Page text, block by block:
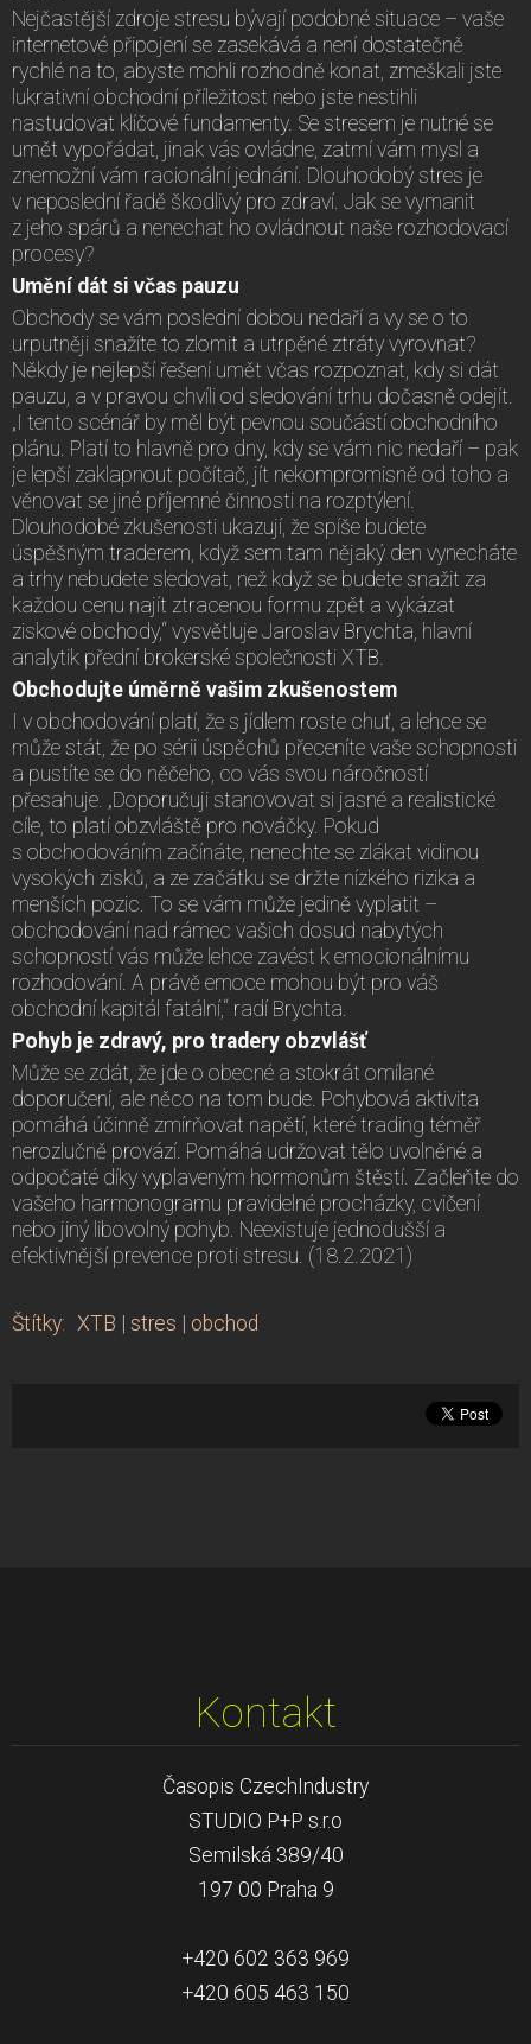
Nejčastější zdroje stresu bývají podobné situace – vaše
internetové připojení se zasekává a není dostatečně
rychlé na to, abyste mohli rozhodně konat, zmeškali jste
lukrativní obchodní příležitost nebo jste nestihli
nastudovat klíčové fundamenty. Se stresem je nutné se
umět vypořádat, jinak vás ovládne, zatmí vám mysl a
znemožní vám racionální jednání. Dlouhodobý stres je
v neposlední řadě škodlivý pro zdraví. Jak se vymanit
z jeho spárů a nenechat ho ovládnout naše rozhodovací
procesy?
Umění dát si včas pauzu
Obchody se vám poslední dobou nedaří a vy se o to
urputněji snažíte to zlomit a utrpěné ztráty vyrovnat?
Někdy je nejlepší řešení umět včas rozpoznat, kdy si dát
pauzu, a v pravou chvíli od sledování trhu dočasně odejít.
„I tento scénář by měl být pevnou součástí obchodního
plánu. Platí to hlavně pro dny, kdy se vám nic nedaří – pak
je lepší zaklapnout počítač, jít nekompromisně od toho a
věnovat se jiné příjemné činnosti na rozptýlení.
Dlouhodobé zkušenosti ukazují, že spíše budete
úspěšným traderem, když sem tam nějaký den vynecháte
a trhy nebudete sledovat, než když se budete snažit za
každou cenu najít ztracenou formu zpět a vykázat
ziskové obchody,“ vysvětluje Jaroslav Brychta, hlavní
analytik přední brokerské společnosti XTB.
Obchodujte úměrně vašim zkušenostem
I v obchodování platí, že s jídlem roste chuť, a lehce se
může stát, že po sérii úspěchů přeceníte vaše schopnosti
a pustíte se do něčeho, co vás svou náročností
přesahuje. „Doporučuji stanovovat si jasné a realistické
cíle, to platí obzvláště pro nováčky. Pokud
s obchodováním začínáte, nenechte se zlákat vidinou
vysokých zisků, a ze začátku se držte nízkého rizika a
menších pozic. To se vám může jedině vyplatit –
obchodování nad rámec vašich dosud nabytých
schopností vás může lehce zavést k emocionálnímu
rozhodování. A právě emoce mohou být pro váš
obchodní kapitál fatální,“ radí Brychta.
Pohyb je zdravý, pro tradery obzvlášť
Může se zdát, že jde o obecné a stokrát omílané
doporučení, ale něco na tom bude. Pohybová aktivita
pomáhá účinně zmírňovat napětí, které trading téměř
nerozlučně provází. Pomáhá udržovat tělo uvolněné a
odpočaté díky vyplaveným hormonům štěstí. Začleňte do
vašeho harmonogramu pravidelné procházky, cvičení
nebo jiný libovolný pohyb. Neexistuje jednodušší a
efektivnější prevence proti stresu. (18.2.2021)
Štítky: XTB | stres | obchod
Kontakt
Časopis CzechIndustry
STUDIO P+P s.r.o
Semilská 389/40
197 00 Praha 9
+420 602 363 969
+420 605 463 150